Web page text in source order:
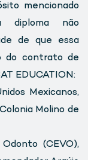
mencionado
diploma não
de que essa
do contrato de
EDUCATION:
Mexicanos,
Molino de
(CEVO),